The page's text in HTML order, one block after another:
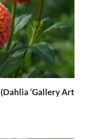
‘Gallery Art